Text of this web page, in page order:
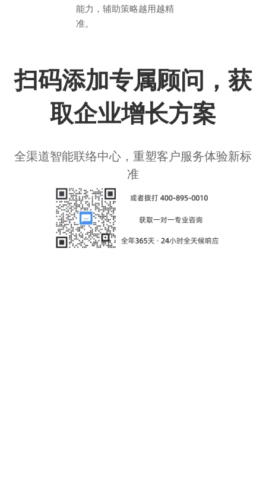
能力，辅助策略越用越精
准。
扫码添加专属顾问，获
取企业增长方案
全渠道智能联络中心，重塑客户服务体验新标
准